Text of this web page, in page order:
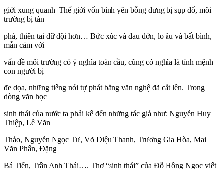
giới xung quanh. Thế giới vốn bình yên bỗng dưng bị sụp đổ, môi
trường bị tàn
phá, thiên tai dữ dội hơn… Bức xúc và đau đớn, lo âu và bất bình,
mẫn cảm với
vấn đề môi trường có ý nghĩa toàn cầu, cũng có nghĩa là tính mệnh
con người bị
đe dọa, những tiếng nói tự phát bằng văn nghệ đã cất lên. Trong
dòng văn học
sinh thái của nước ta phải kể đến những tác giả như: Nguyễn Huy
Thiệp, Lê Văn
Thảo, Nguyễn Ngọc Tư, Võ Diệu Thanh, Trương Gia Hòa, Mai
Văn Phấn, Đặng
Bá Tiến, Trần Anh Thái…. Thơ “sinh thái” của Đỗ Hồng Ngọc viết